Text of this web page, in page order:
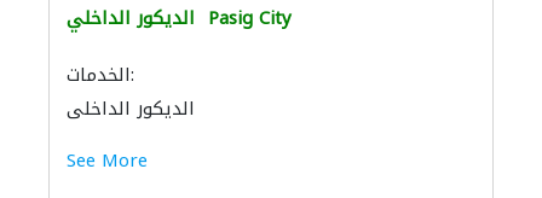
الديكور الداخلي Pasig City
الخدمات:
الديكور الداخلي
See More